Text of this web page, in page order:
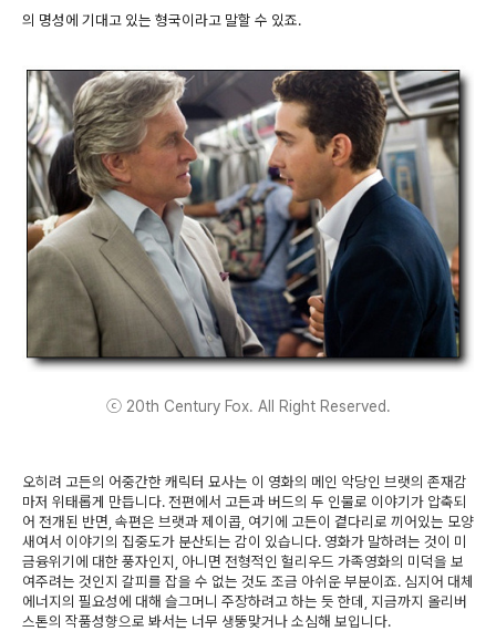
의 명성에 기대고 있는 형국이라고 말할 수 있죠.
ⓒ 20th Century Fox. All Right Reserved.
오히려 고든의 어중간한 캐릭터 묘사는 이 영화의 메인 악당인 브랫의 존재감
마저 위태롭게 만듭니다. 전편에서 고든과 버드의 두 인물로 이야기가 압축되
어 전개된 반면, 속편은 브랫과 제이콥, 여기에 고든이 곁다리로 끼어있는 모양
새여서 이야기의 집중도가 분산되는 감이 있습니다. 영화가 말하려는 것이 미
금융위기에 대한 풍자인지, 아니면 전형적인 헐리우드 가족영화의 미덕을 보
여주려는 것인지 갈피를 잡을 수 없는 것도 조금 아쉬운 부분이죠. 심지어 대체
에너지의 필요성에 대해 슬그머니 주장하려고 하는 듯 한데, 지금까지 올리버
스톤의 작품성향으로 봐서는 너무 생뚱맞거나 소심해 보입니다.